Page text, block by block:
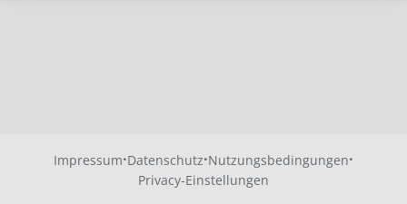
Impressum·Datenschutz·Nutzungsbedingungen·
Privacy-Einstellungen